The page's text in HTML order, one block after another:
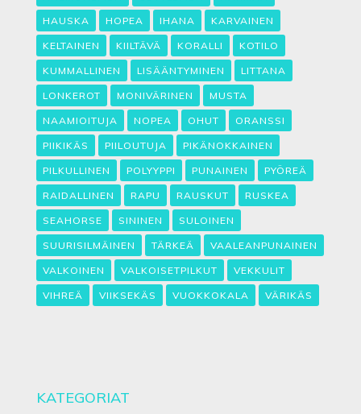
HAUSKA HOPEA IHANA KARVAINEN
KELTAINEN KIILTÄVÄ KORALLI KOTILO
KUMMALLINEN LISÄÄNTYMINEN LITTANA
LONKEROT MONIVÄRINEN MUSTA
NAAMIOITUJA NOPEA OHUT ORANSSI
PIIKIKÄS PIILOUTUJA PIKÄNOKKAINEN
PILKULLINEN POLYYPPI PUNAINEN PYÖREÄ
RAIDALLINEN RAPU RAUSKUT RUSKEA
SEAHORSE SININEN SULOINEN
SUURISILMÄINEN TÄRKEÄ VAALEANPUNAINEN
VALKOINEN VALKOISETPILKUT VEKKULIT
VIHREÄ VIIKSEKÄS VUOKKOKALA VÄRIKÄS
KATEGORIAT